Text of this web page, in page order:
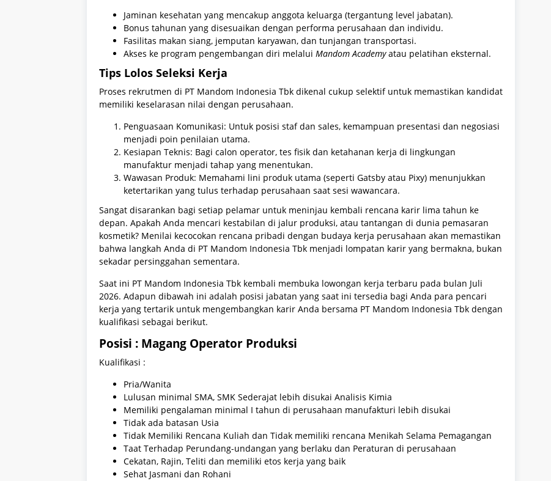
Jaminan kesehatan yang mencakup anggota keluarga (tergantung level jabatan).
Bonus tahunan yang disesuaikan dengan performa perusahaan dan individu.
Fasilitas makan siang, jemputan karyawan, dan tunjangan transportasi.
Akses ke program pengembangan diri melalui Mandom Academyatau pelatihan eksternal.
Tips Lolos Seleksi Kerja
Proses rekrutmen di PT Mandom Indonesia Tbk dikenal cukup selektif untuk memastikan kandidat
memiliki keselarasan nilai dengan perusahaan.
Penguasaan Komunikasi: Untuk posisi staf dan sales, kemampuan presentasi dan negosiasi
menjadi poin penilaian utama.
Kesiapan Teknis: Bagi calon operator, tes fisik dan ketahanan kerja di lingkungan
manufaktur menjadi tahap yang menentukan.
Wawasan Produk: Memahami lini produk utama (seperti Gatsby atau Pixy) menunjukkan
ketertarikan yang tulus terhadap perusahaan saat sesi wawancara.
Sangat disarankan bagi setiap pelamar untuk meninjau kembali rencana karir lima tahun ke
depan. Apakah Anda mencari kestabilan di jalur produksi, atau tantangan di dunia pemasaran
kosmetik? Menilai kecocokan rencana pribadi dengan budaya kerja perusahaan akan memastikan
bahwa langkah Anda di PT Mandom Indonesia Tbk menjadi lompatan karir yang bermakna, bukan
sekadar persinggahan sementara.
Saat ini PT Mandom Indonesia Tbk kembali membuka lowongan kerja terbaru pada bulan Juli
2026. Adapun dibawah ini adalah posisi jabatan yang saat ini tersedia bagi Anda para pencari
kerja yang tertarik untuk mengembangkan karir Anda bersama PT Mandom Indonesia Tbk dengan
kualifikasi sebagai berikut.
Posisi : Magang Operator Produksi
Kualifikasi :
Pria/Wanita
Lulusan minimal SMA, SMK Sederajat lebih disukai Analisis Kimia
Memiliki pengalaman minimal I tahun di perusahaan manufakturi lebih disukai
Tidak ada batasan Usia
Tidak Memiliki Rencana Kuliah dan Tidak memiliki rencana Menikah Selama Pemagangan
Taat Terhadap Perundang-undangan yang berlaku dan Peraturan di perusahaan
Cekatan, Rajin, Teliti dan memiliki etos kerja yang baik
Sehat Jasmani dan Rohani